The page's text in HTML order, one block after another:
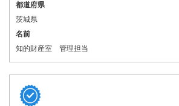
都道府県
茨城県
名前
知的財産室 管理担当